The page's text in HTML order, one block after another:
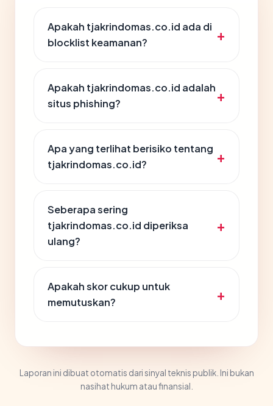
Apakah tjakrindomas.co.id ada di
blocklist keamanan?
Apakah tjakrindomas.co.id adalah
situs phishing?
Apa yang terlihat berisiko tentang
tjakrindomas.co.id?
Seberapa sering
tjakrindomas.co.id diperiksa
ulang?
Apakah skor cukup untuk
memutuskan?
Laporan ini dibuat otomatis dari sinyal teknis publik. Ini bukan
nasihat hukum atau finansial.